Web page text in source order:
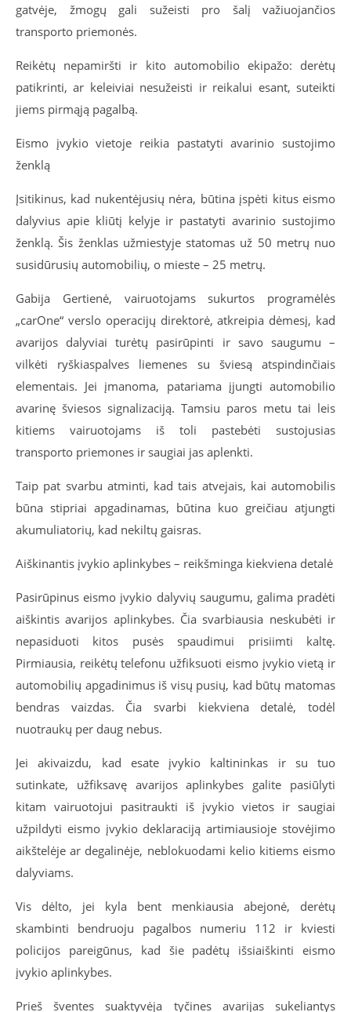
gatvėje, žmogų gali sužeisti pro šalį važiuojančios
transporto priemonės.
Reikėtų nepamiršti ir kito automobilio ekipažo: derėtų
patikrinti, ar keleiviai nesužeisti ir reikalui esant, suteikti
jiems pirmąją pagalbą.
Eismo įvykio vietoje reikia pastatyti avarinio sustojimo
ženklą
Įsitikinus, kad nukentėjusių nėra, būtina įspėti kitus eismo
dalyvius apie kliūtį kelyje ir pastatyti avarinio sustojimo
ženklą. Šis ženklas užmiestyje statomas už 50 metrų nuo
susidūrusių automobilių, o mieste – 25 metrų.
Gabija Gertienė, vairuotojams sukurtos programėlės
„carOne“ verslo operacijų direktorė, atkreipia dėmesį, kad
avarijos dalyviai turėtų pasirūpinti ir savo saugumu –
vilkėti ryškiaspalves liemenes su šviesą atspindinčiais
elementais. Jei įmanoma, patariama įjungti automobilio
avarinę šviesos signalizaciją. Tamsiu paros metu tai leis
kitiems vairuotojams iš toli pastebėti sustojusias
transporto priemones ir saugiai jas aplenkti.
Taip pat svarbu atminti, kad tais atvejais, kai automobilis
būna stipriai apgadinamas, būtina kuo greičiau atjungti
akumuliatorių, kad nekiltų gaisras.
Aiškinantis įvykio aplinkybes – reikšminga kiekviena detalė
Pasirūpinus eismo įvykio dalyvių saugumu, galima pradėti
aiškintis avarijos aplinkybes. Čia svarbiausia neskubėti ir
nepasiduoti kitos pusės spaudimui prisiimti kaltę.
Pirmiausia, reikėtų telefonu užfiksuoti eismo įvykio vietą ir
automobilių apgadinimus iš visų pusių, kad būtų matomas
bendras vaizdas. Čia svarbi kiekviena detalė, todėl
nuotraukų per daug nebus.
Jei akivaizdu, kad esate įvykio kaltininkas ir su tuo
sutinkate, užfiksavę avarijos aplinkybes galite pasiūlyti
kitam vairuotojui pasitraukti iš įvykio vietos ir saugiai
užpildyti eismo įvykio deklaraciją artimiausioje stovėjimo
aikštelėje ar degalinėje, neblokuodami kelio kitiems eismo
dalyviams.
Vis dėlto, jei kyla bent menkiausia abejonė, derėtų
skambinti bendruoju pagalbos numeriu 112 ir kviesti
policijos pareigūnus, kad šie padėtų išsiaiškinti eismo
įvykio aplinkybes.
Prieš šventes suaktyvėja tyčines avarijas sukeliantys